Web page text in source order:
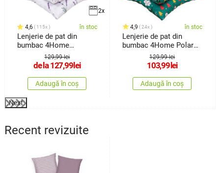
2x
4,6 115x în stoc
Lenjerie de pat din
bumbac 4Home
Lavender, 140 x
129,99 lei
de la127,99 lei
Adaugă în coș
4,9 24x în stoc
Lenjerie de pat din
bumbac 4Home Polar
Bear, 140 x200 cm, 70 x
129,99 lei
103,99 lei
Adaugă în coș
Next
Recent revizuite